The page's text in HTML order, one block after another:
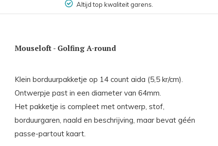
Altijd top kwaliteit garens.
Mouseloft - Golfing A-round
Klein borduurpakketje op 14 count aida (5,5 kr/cm).
Ontwerpje past in een diameter van 64mm.
Het pakketje is compleet met ontwerp, stof,
borduurgaren, naald en beschrijving, maar bevat géén
passe-partout kaart.